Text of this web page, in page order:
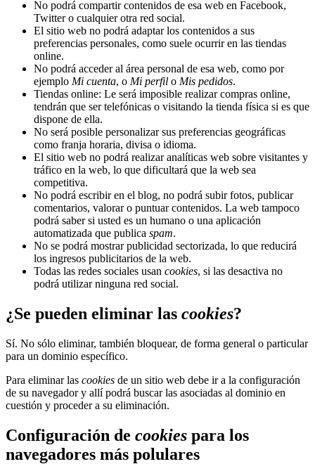
No podrá compartir contenidos de esa web en Facebook,
Twitter o cualquier otra red social.
El sitio web no podrá adaptar los contenidos a sus
preferencias personales, como suele ocurrir en las tiendas
online.
No podrá acceder al área personal de esa web, como por
ejemplo Mi cuenta, o Mi perfil o Mis pedidos.
Tiendas online: Le será imposible realizar compras online,
tendrán que ser telefónicas o visitando la tienda física si es que
dispone de ella.
No será posible personalizar sus preferencias geográficas
como franja horaria, divisa o idioma.
El sitio web no podrá realizar analíticas web sobre visitantes y
tráfico en la web, lo que dificultará que la web sea
competitiva.
No podrá escribir en el blog, no podrá subir fotos, publicar
comentarios, valorar o puntuar contenidos. La web tampoco
podrá saber si usted es un humano o una aplicación
automatizada que publica spam.
No se podrá mostrar publicidad sectorizada, lo que reducirá
los ingresos publicitarios de la web.
Todas las redes sociales usan cookies, si las desactiva no
podrá utilizar ninguna red social.
¿Se pueden eliminar las cookies?
Sí. No sólo eliminar, también bloquear, de forma general o particular
para un dominio específico.
Para eliminar las cookies de un sitio web debe ir a la configuración
de su navegador y allí podrá buscar las asociadas al dominio en
cuestión y proceder a su eliminación.
Configuración de cookies para los
navegadores más polulares